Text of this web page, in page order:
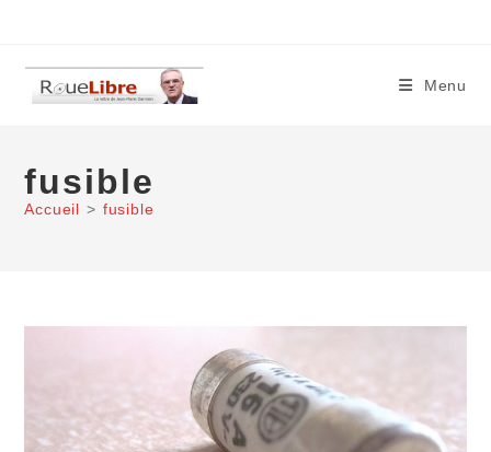
content
Menu
fusible
Accueil > fusible